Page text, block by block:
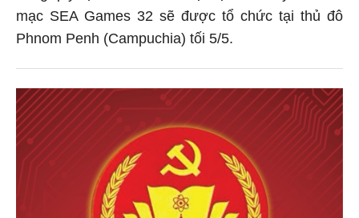
mạc SEA Games 32 sẽ được tổ chức tại thủ đô
Phnom Penh (Campuchia) tối 5/5.